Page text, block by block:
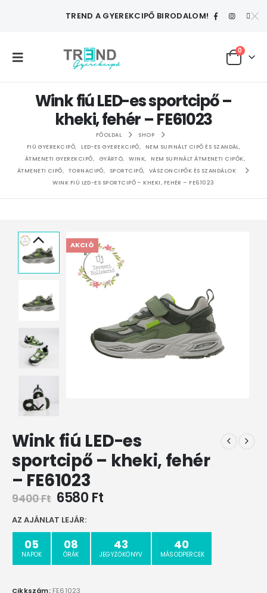
TREND A GYEREKCIPŐ BIRODALOM!
0
Wink fiú LED-es sportcipő –
kheki, fehér – FE61023
FŐOLDAL
SHOP
FIÚ GYEREKCIPŐ, LED-ES GYEREKCIPŐ, NEM SUPINÁLT CIPŐ ÉS SZANDÁL,
ÁTMENETI GYEREKCIPŐ, GYÁRTÓ, WINK, NEM SUPINÁLT ÁTMENETI CIPŐK,
ÁTMENETI CIPŐ, TORNACIPŐ, SPORTCIPŐ,
VÁSZONCIPŐK ÉS SZANDÁLOK
WINK FIÚ LED-ES SPORTCIPŐ – KHEKI, FEHÉR – FE61023
AKCIÓ
Wink fiú LED-es
sportcipő – kheki, fehér
– FE61023
9400Ft 6580 Ft
AZ AJÁNLAT LEJÁR:
05
NAPOK
08
ÓRÁK
43
JEGYZŐKÖNYV
39
MÁSODPERCEK
Cikkszám: FE61023